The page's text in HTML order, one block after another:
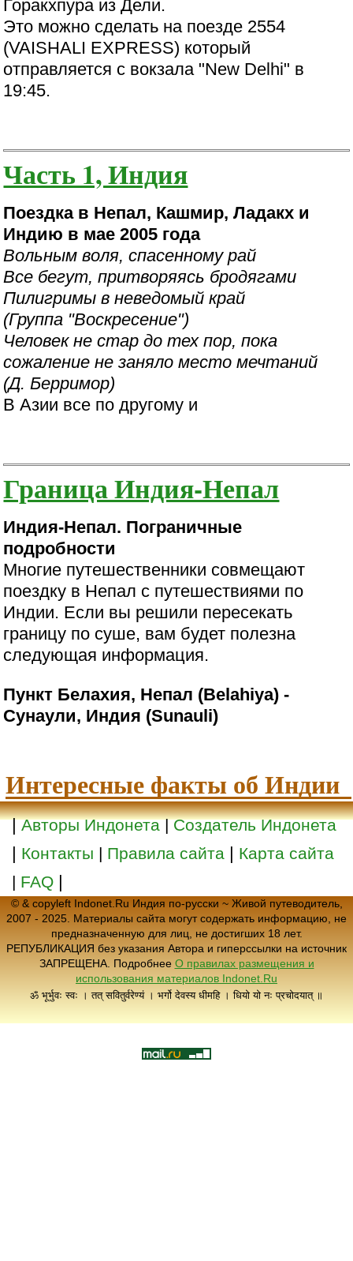
Горакхпура из Дели.
Это можно сделать на поезде 2554
(VAISHALI EXPRESS) который
отправляется с вокзала "New Delhi" в
19:45.
Часть 1, Индия
Поездка в Непал, Кашмир, Ладакх и
Индию в мае 2005 года
Вольным воля, спасенному рай
Все бегут, притворяясь бродягами
Пилигримы в неведомый край
(Группа "Воскресение")
Человек не стар до тех пор, пока
сожаление не заняло место мечтаний
(Д. Берримор)
В Азии все по другому и
Граница Индия-Непал
Индия-Непал. Пограничные
подробности
Многие путешественники совмещают
поездку в Непал с путешествиями по
Индии. Если вы решили пересекать
границу по суше, вам будет полезна
следующая информация.
Пункт Белахия, Непал (Belahiya) -
Сунаули, Индия (Sunauli)
Интересные факты об Индии
|Авторы Индонета|Создатель Индонета
| Контакты | Правила сайта | Карта сайта
| FAQ |
© & copyleft Indonet.Ru Индия по-русски ~ Живой путеводитель,
2007 - 2025. Материалы сайта могут содержать информацию, не
предназначенную для лиц, не достигших 18 лет.
РЕПУБЛИКАЦИЯ без указания Автора и гиперссылки на источник
ЗАПРЕЩЕНА. Подробнее О правилах размещения и
использования материалов Indonet.Ru
ॐ भूर्भुवः स्वः । तत् सवितुर्वरेण्यं । भर्गो देवस्य धीमहि । धियो यो नः प्रचोदयात् ॥